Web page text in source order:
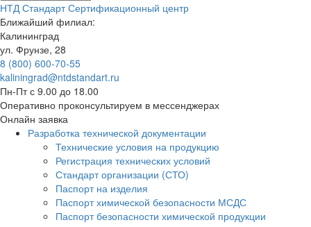
НТД СтандартСертификационный центр
Ближайший филиал:
Калининград
ул. Фрунзе, 28
8 (800) 600-70-55
kaliningrad@ntdstandart.ru
Пн-Пт с 9.00 до 18.00
Оперативно проконсультируем в мессенджерах
Онлайн заявка
Разработка технической документации
Технические условия на продукцию
Регистрация технических условий
Стандарт организации (СТО)
Паспорт на изделия
Паспорт химической безопасности МСДС
Паспорт безопасности химической продукции